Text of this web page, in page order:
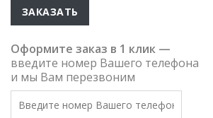
ЗАКАЗАТЬ
Оформите заказ в 1 клик —
введите номер Вашего телефона
и мы Вам перезвоним